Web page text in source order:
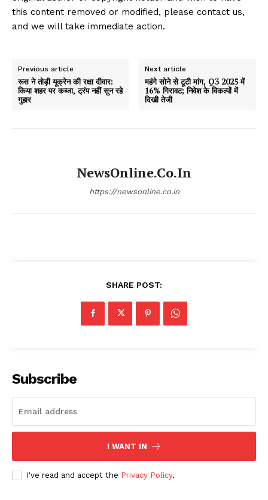
this content removed or modified, please contact us,
and we will take immediate action.
Previous article
रूस ने तोड़ी यूक्रेन की रक्षा दीवार:
किया शहर पर कब्जा, ट्रंप नहीं सुन रहे
गुहार
Next article
महंगे सोने से टूटी मांग, Q3 2025 में
16% गिरावट; निवेश के विकल्पों में
दिखी तेजी
NewsOnline.co.in
https://newsonline.co.in
SHARE POST:
Subscribe
I WANT IN
I've read and accept the Privacy Policy.